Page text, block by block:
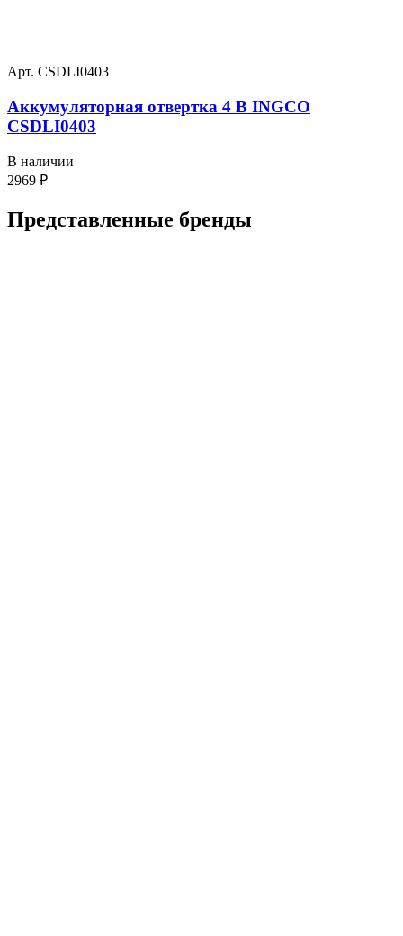
Арт. CSDLI0403
Аккумуляторная отвертка 4 В INGCO
CSDLI0403
В наличии
2969 ₽
Представленные бренды